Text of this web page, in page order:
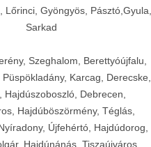
Lőrinci, Gyöngyös, Pásztó,Gyula,
Sarkad
Szeghalom, Berettyóújfalu,
Karcag, Derecske,
Hajdúszoboszló, Debrecen,
Hajdúböszörmény, Téglás,
Újfehértó, Hajdúdorog,
Hajdúnánás, Tiszaújváros,